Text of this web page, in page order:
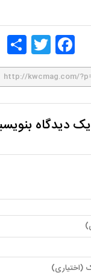
Face
Twitt
یک دیدگاه